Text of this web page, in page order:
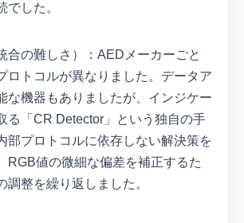
でした。
合の難しさ）：AEDメーカーごと
ロトコルが異なりました。データア
な機器もありましたが、インジケー
る「CR Detector」という独自の手
部プロトコルに依存しない解決策を
RGB値の微細な偏差を補正するた
調整を繰り返しました。